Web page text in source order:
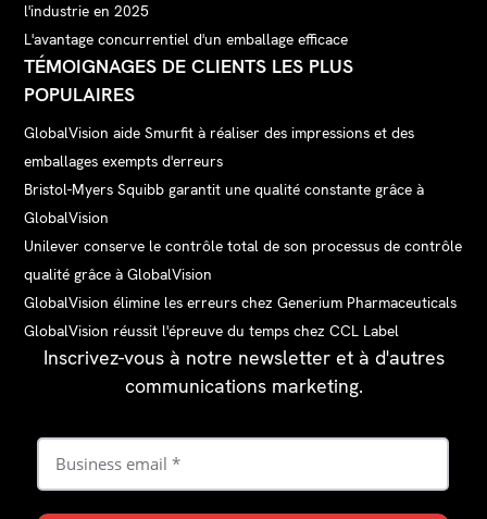
l'industrie en 2025
L'avantage concurrentiel d'un emballage efficace
TÉMOIGNAGES DE CLIENTS LES PLUS
POPULAIRES
GlobalVision aide Smurfit à réaliser des impressions et des
emballages exempts d'erreurs
Bristol-Myers Squibb garantit une qualité constante grâce à
GlobalVision
Unilever conserve le contrôle total de son processus de contrôle
qualité grâce à GlobalVision
GlobalVision élimine les erreurs chez Generium Pharmaceuticals
GlobalVision réussit l'épreuve du temps chez CCL Label
Inscrivez-vous à notre newsletter et à d'autres
communications marketing.